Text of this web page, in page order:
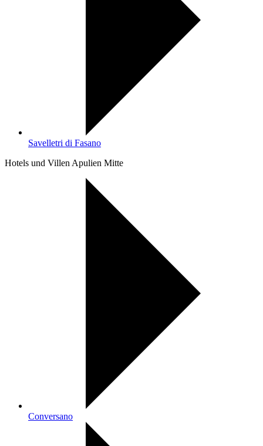
Savelletri di Fasano
Hotels und Villen Apulien Mitte
Conversano